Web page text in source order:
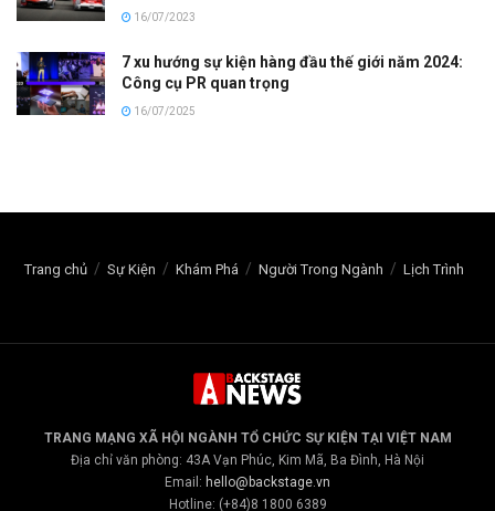
16/07/2023
7 xu hướng sự kiện hàng đầu thế giới năm 2024:
Công cụ PR quan trọng
16/07/2025
Trang chủ Sự Kiện Khám Phá Người Trong Ngành Lịch Trình
TRANG MẠNG XÃ HỘI NGÀNH TỔ CHỨC SỰ KIỆN TẠI VIỆT NAM
Địa chỉ văn phòng: 43A Vạn Phúc, Kim Mã, Ba Đình, Hà Nội
Email: hello@backstage.vn
Hotline: (+84)8 1800 6389